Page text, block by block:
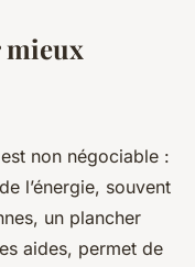
mieux
non négociable :
l’énergie, souvent
un plancher
aides, permet de